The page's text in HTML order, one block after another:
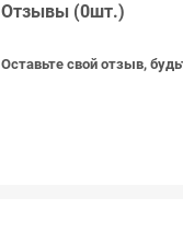
Отзывы (0шт.)
Оставьте свой отзыв,